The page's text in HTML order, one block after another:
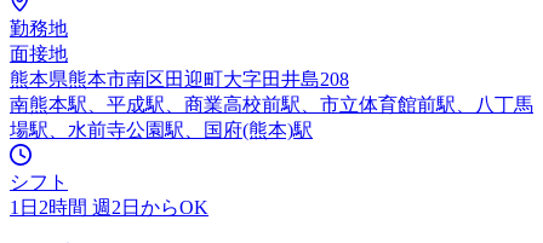
勤務地
面接地
熊本県熊本市南区田迎町大字田井島208
南熊本駅、平成駅、商業高校前駅、市立体育館前駅、八丁馬
場駅、水前寺公園駅、国府(熊本)駅
シフト
1日2時間 週2日からOK